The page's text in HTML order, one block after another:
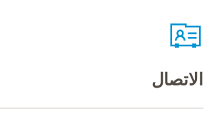
الاتصال